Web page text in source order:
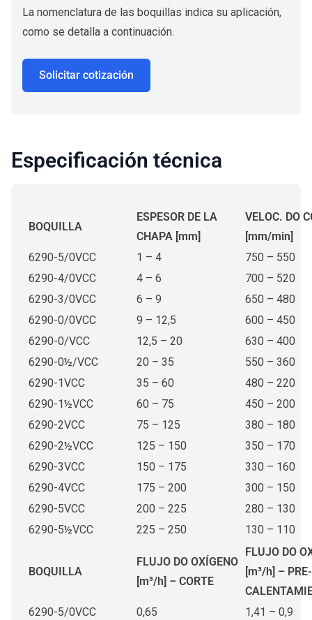
La nomenclatura de las boquillas indica su aplicación,
como se detalla a continuación.
Solicitar cotización
Especificación técnica
BOQUILLA
ESPESOR DE LA
CHAPA [mm]
VELOC. DO
[mm/min]
6290-5/0VCC
1 – 4
750 – 550
6290-4/0VCC
4 – 6
700 – 520
6290-3/0VCC
6 – 9
650 – 480
6290-0/0VCC
9 – 12,5
600 – 450
6290-0/VCC
12,5 – 20
630 – 400
6290-0½/VCC
20 – 35
550 – 360
6290-1VCC
35 – 60
480 – 220
6290-1½VCC
60 – 75
450 – 200
6290-2VCC
75 – 125
380 – 180
6290-2½VCC
125 – 150
350 – 170
6290-3VCC
150 – 175
330 – 160
6290-4VCC
175 – 200
300 – 150
6290-5VCC
200 – 225
280 – 130
6290-5½VCC
225 – 250 130 – 110
BOQUILLA
FLUJO DO OXÍGENO
[m³/h] – CORTE
FLUJO DO
[m³/h] – PRE-
6290-5/0VCC
0,65 1,41 – 0,9